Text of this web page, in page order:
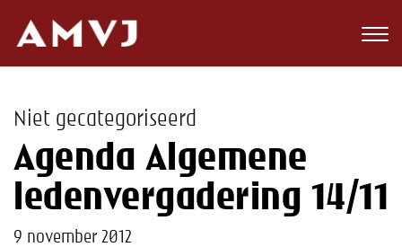
Wedstrijden
Nieuws
Teams
Niet gecategoriseerd
Agenda Algemene
ledenvergadering 14/11
9 november 2012